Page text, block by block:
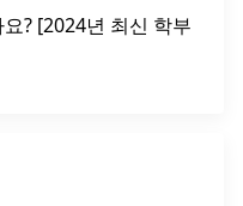
? [2024년 최신 학부